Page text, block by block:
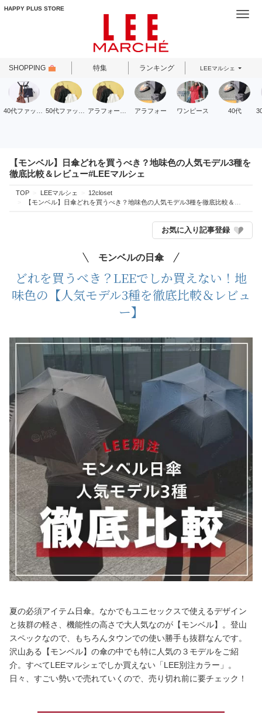
HAPPY PLUS STORE
SHOPPING 特集 ランキング LEEマルシェ
アラフォー ワンピース 40代
【モンベル】日傘どれを買うべき？地味色の人気モデル3種を
徹底比較＆レビュー#LEEマルシェ
TOP LEEマルシェ
12closet
【モンベル】日傘どれを買うべき？地味色の人気モデル3種を徹底比較＆レビュー#LEEマルシェ
お気に入り記事登録
モンベルの日傘
どれを買うべき？LEEでしか買えない！地
味色の【人気モデル3種を徹底比較＆レビュ
ー】
夏の必須アイテム日傘。なかでもユニセックスで使えるデザイン
と抜群の軽さ、機能性の高さで大人気なのが【モンベル】。登山
スペックなので、もちろんタウンでの使い勝手も抜群なんです。
沢山ある【モンベル】の傘の中でも特に人気の３モデルをご紹
介。すべてLEEマルシェでしか買えない「LEE別注カラー」。
日々、すごい勢いで売れていくので、売り切れ前に要チェック！